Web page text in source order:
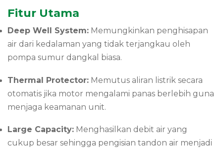
Fitur Utama
Deep Well System: Memungkinkan penghisapan
air dari kedalaman yang tidak terjangkau oleh
pompa sumur dangkal biasa.
Thermal Protector: Memutus aliran listrik secara
otomatis jika motor mengalami panas berlebih guna
menjaga keamanan unit.
Large Capacity: Menghasilkan debit air yang
cukup besar sehingga pengisian tandon air menjadi